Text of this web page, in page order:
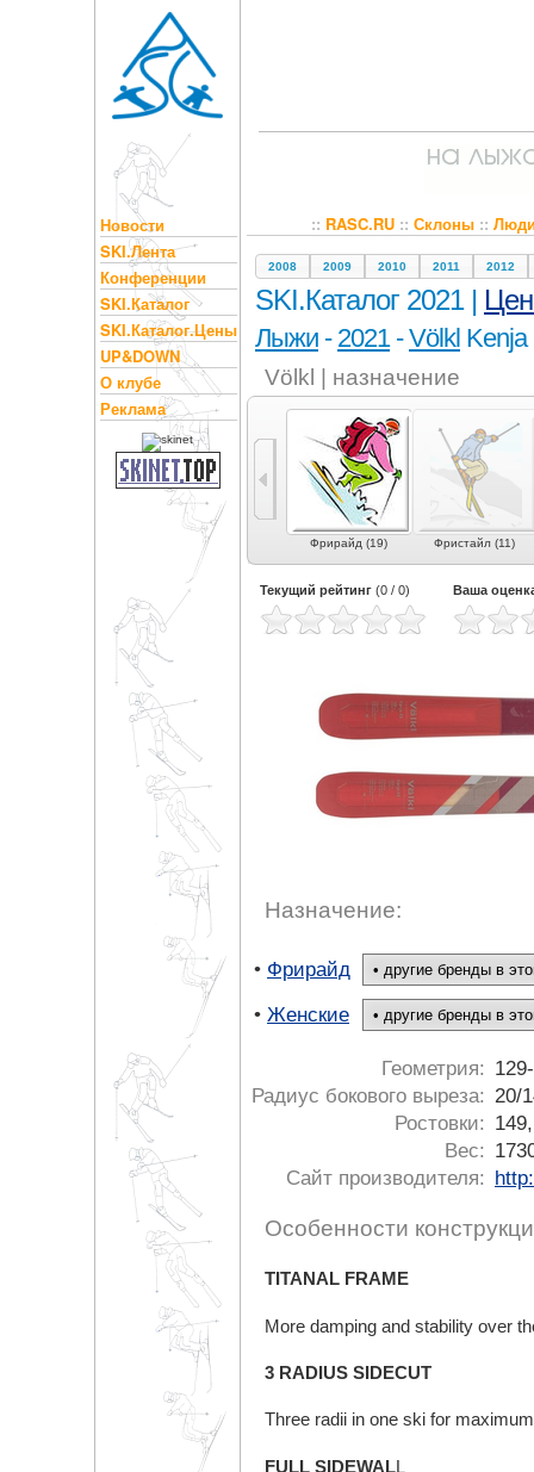
Новости
SKI.Лента
Конференции
SKI.Каталог
SKI.Каталог.Цены
UP&DOWN
О клубе
Реклама
:: RASC.RU:: Склоны::
2008 2009 2010 2011 2012
SKI.Каталог 2021 |
Лыжи - 2021-Völkl Kenja
Völkl | назначение
Экспертные
универсальные (8)
Фрирайд (19) Фристайл (11)
Текущий рейтинг (0 / 0) Ваша
Назначение:
• Фрирайд
• Женские
Геометрия:
Радиус бокового выреза:
20/
Ростовки:
Вес:
Сайт производителя:
Особенности
TITANAL FRAME
More damping and stability over
3 RADIUS SIDECUT
Three radii in one ski for
FULL SIDEWALL